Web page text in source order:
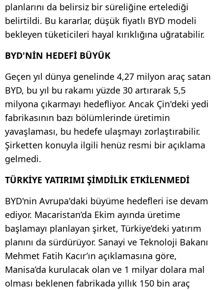
planlarını da belirsiz bir süreliğine ertelediği
belirtildi. Bu kararlar, düşük fiyatlı BYD modeli
bekleyen tüketicileri hayal kırıklığına uğratabilir.
BYD'NİN HEDEFİ BÜYÜK
Geçen yıl dünya genelinde 4,27 milyon araç satan
BYD, bu yıl bu rakamı yüzde 30 artırarak 5,5
milyona çıkarmayı hedefliyor. Ancak Çin'deki yedi
fabrikasının bazı bölümlerinde üretimin
yavaşlaması, bu hedefe ulaşmayı zorlaştırabilir.
Şirketten konuyla ilgili henüz resmi bir açıklama
gelmedi.
TÜRKİYE YATIRIMI ŞİMDİLİK ETKİLENMEDİ
BYD'nin Avrupa'daki büyüme hedefleri ise devam
ediyor. Macaristan’da Ekim ayında üretime
başlamayı planlayan şirket, Türkiye’deki yatırım
planını da sürdürüyor. Sanayi ve Teknoloji Bakanı
Mehmet Fatih Kacır’ın açıklamasına göre,
Manisa’da kurulacak olan ve 1 milyar dolara mal
olması beklenen fabrikada yıllık 150 bin araç